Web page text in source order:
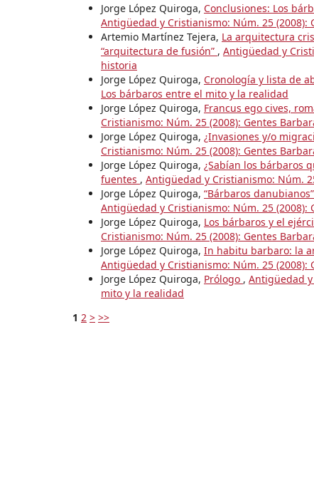
Jorge López Quiroga, Conclusiones: Los
Antigüedad y Cristianismo: Núm. 25
Artemio Martínez Tejera, La arquitectura
“arquitectura de fusión” , Antigüedad y
historia
Jorge López Quiroga, Cronología y lista de
Los bárbaros entre el mito y la realidad
Jorge López Quiroga, Francus ego cives,
Cristianismo: Núm. 25 (2008): Gentes
Jorge López Quiroga, ¿Invasiones y/o
Cristianismo: Núm. 25 (2008): Gentes
Jorge López Quiroga, ¿Sabían los bárbaros
fuentes , Antigüedad y Cristianismo: Núm.
Jorge López Quiroga, “Bárbaros
Antigüedad y Cristianismo: Núm. 25
Jorge López Quiroga, Los bárbaros y el
Cristianismo: Núm. 25 (2008): Gentes
Jorge López Quiroga, In habitu barbaro: la
Antigüedad y Cristianismo: Núm. 25
Jorge López Quiroga, Prólogo , Antigüedad
mito y la realidad
1 2 > >>